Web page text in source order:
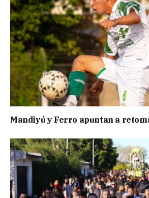
Mandiyú y Ferro apuntan a